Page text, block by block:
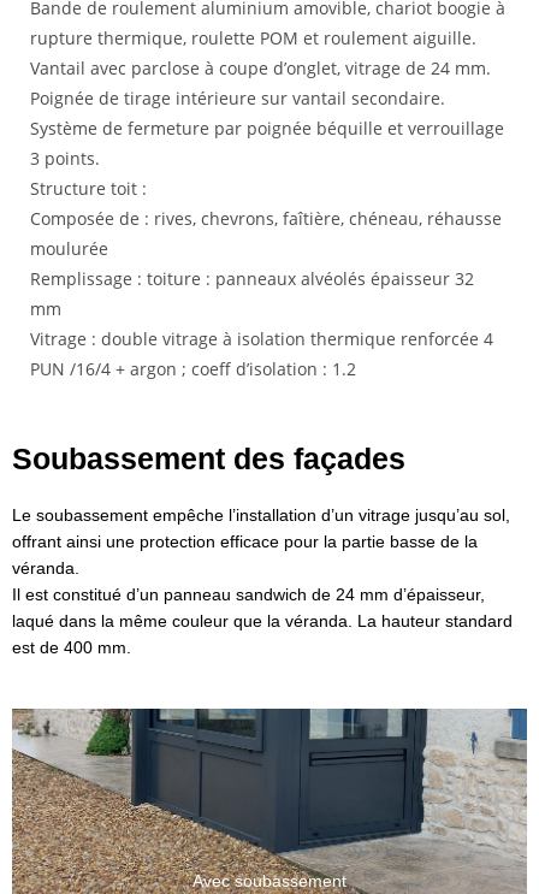
Bande de roulement aluminium amovible, chariot boogie à
rupture thermique, roulette POM et roulement aiguille.
Vantail avec parclose à coupe d’onglet, vitrage de 24 mm.
Poignée de tirage intérieure sur vantail secondaire.
Système de fermeture par poignée béquille et verrouillage
3 points.
Structure toit :
Composée de : rives, chevrons, faîtière, chéneau, réhausse
moulurée
Remplissage : toiture : panneaux alvéolés épaisseur 32
mm
Vitrage : double vitrage à isolation thermique renforcée 4
PUN /16/4 + argon ; coeff d’isolation : 1.2
Soubassement des façades
Le soubassement empêche l’installation d’un vitrage jusqu’au sol,
offrant ainsi une protection efficace pour la partie basse de la
véranda.
Il est constitué d’un panneau sandwich de 24 mm d’épaisseur,
laqué dans la même couleur que la véranda. La hauteur standard
est de 400 mm.
Avec soubassement